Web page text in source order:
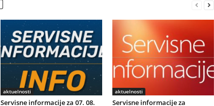
aktuelnosti
Servisne informacije za 07. 08.
aktuelnosti
Servisne informacije za